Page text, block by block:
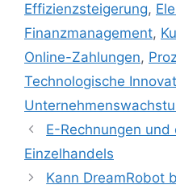
Effizienzsteigerung,
Finanzmanagement,
Online-Zahlungen,
Technologische
E-Rechnungen
Einzelhandels
Kann DreamRobot